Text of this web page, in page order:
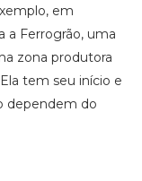
em
a Ferrogrão, uma
zona produtora
tem seu início e
dependem do